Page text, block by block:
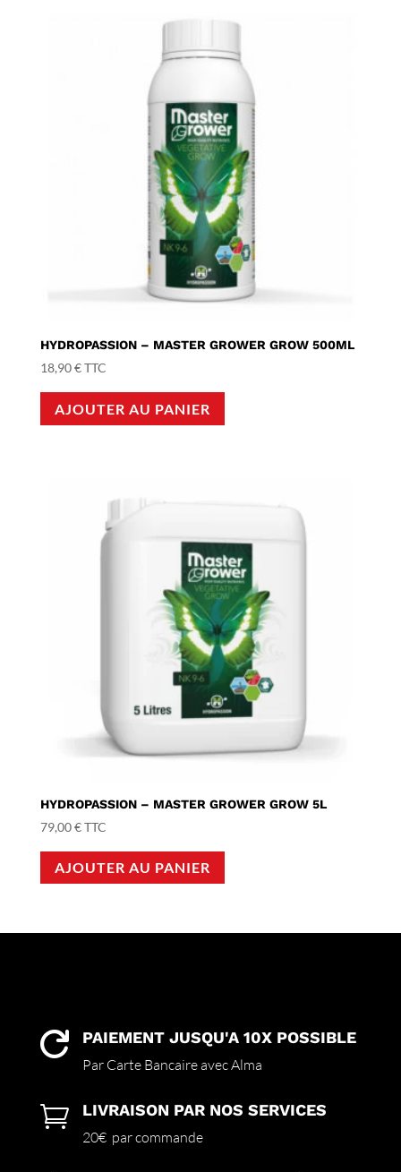
HYDROPASSION – MASTER GROWER GROW 500ML
18,90€TTC
AJOUTER AU PANIER
HYDROPASSION – MASTER GROWER GROW 5L
79,00€TTC
AJOUTER AU PANIER
 PAIEMENT JUSQU'A 10X POSSIBLE
Par Carte Bancaire avec Alma
 LIVRAISON PAR NOS SERVICES
20€ par commande